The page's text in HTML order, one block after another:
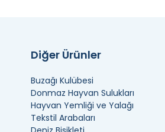
Diğer Ürünler
Buzağı Kulübesi
Donmaz Hayvan Sulukları
Hayvan Yemliği ve Yalağı
Tekstil Arabaları